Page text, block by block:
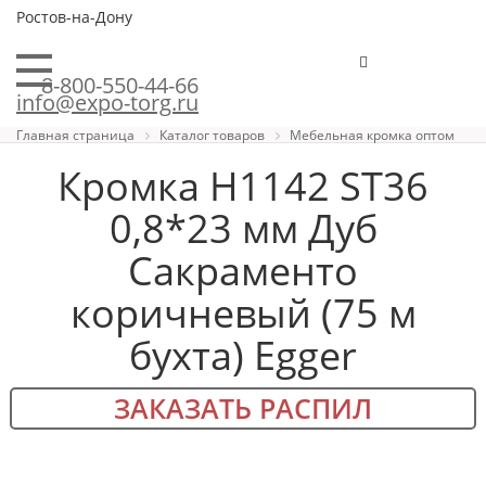
Ростов-на-Дону
8-800-550-44-66
info@expo-torg.ru
Главная страница Каталог товаров Мебельная кромка оптом
Кромка H1142 ST36
0,8*23 мм Дуб
Сакраменто
коричневый (75 м
бухта) Egger
ЗАКАЗАТЬ РАСПИЛ